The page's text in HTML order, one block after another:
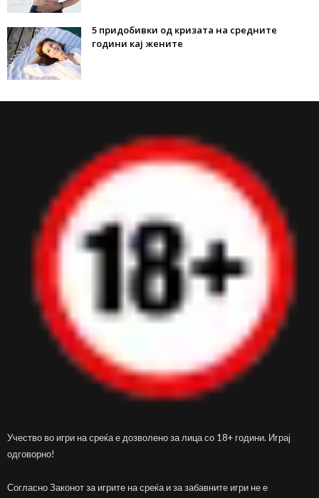
5 придобивки од кризата на средните
години кај жените
Учество во игри на среќа е дозволено за лица со 18+ години. Играј
одговорно!
Согласно Законот за игрите на среќа и за забавните игри не е